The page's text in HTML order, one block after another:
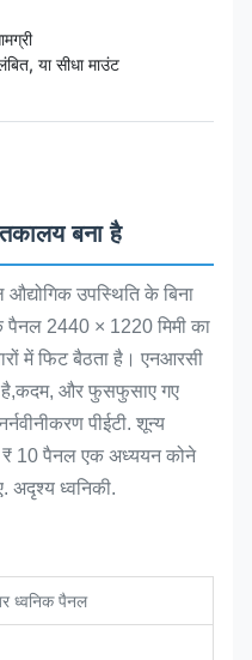
या सीधा माउंट
बना है
उपस्थिति के बिना
2440 × 1220 मिमी का
में फिट बैठता है। एनआरसी
है,कदम, और फुसफुसाए गए
पीईटी. शून्य
₹ 10 पैनल एक अध्ययन कोने
अदृश्य ध्वनिकी.
ध्वनिक पैनल